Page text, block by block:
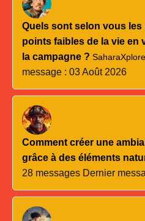
Quels sont selon vous
points faibles de la vie en
la campagne ?
message : 03 Août 2026
Comment créer une
grâce à des éléments
28 messages Dernier